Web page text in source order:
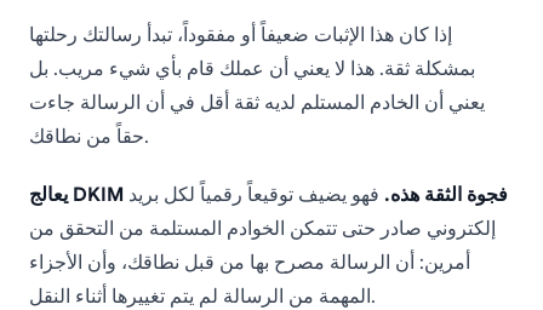
إذا كان هذا الإثبات ضعيفاً أو مفقوداً، تبدأ رسالتك رحلتها
بمشكلة ثقة. هذا لا يعني أن عملك قام بأي شيء مريب. بل
يعني أن الخادم المستلم لديه ثقة أقل في أن الرسالة جاءت
حقاً من نطاقك.
يعالج DKIM فجوة الثقة هذه. فهو يضيف توقيعاً رقمياً لكل بريد
إلكتروني صادر حتى تتمكن الخوادم المستلمة من التحقق من
أمرين: أن الرسالة مصرح بها من قبل نطاقك، وأن الأجزاء
المهمة من الرسالة لم يتم تغييرها أثناء النقل.